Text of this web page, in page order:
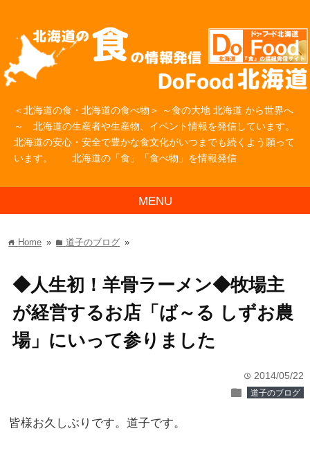
＜北海道の食・北海道の食べ物＞ ～食の大地 北海道 から世界へ
～ 北海道の生産者や生産物、イベント情報を発信しています。
北海道の安心・安全で豊かな食文化がいつまでも続くよう願って
います。 北海道の「食」「食べ物」を情報発信
MENU
home Home » folder道子のブログ »
◆人生初！羊骨ラーメン◆牧場主
が経営するお店「ば～る しずお農
場」にいって参りました
time 2014/05/22
folder 道子のブログ
皆様お久しぶりです。道子です。